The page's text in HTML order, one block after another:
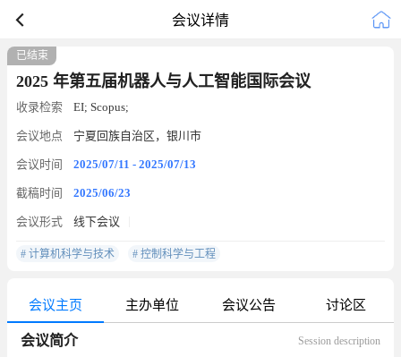
会议详情
已结束
2025 年第五届机器人与人工智能国际会议
收录检索 EI; Scopus;
会议地点 宁夏回族自治区，银川市
会议时间 2025/07/11 - 2025/07/13
截稿时间 2025/06/23
会议形式 线下会议
# 计算机科学与技术 # 控制科学与工程
会议主页 主办单位 会议公告 讨论区
会议简介 Session description